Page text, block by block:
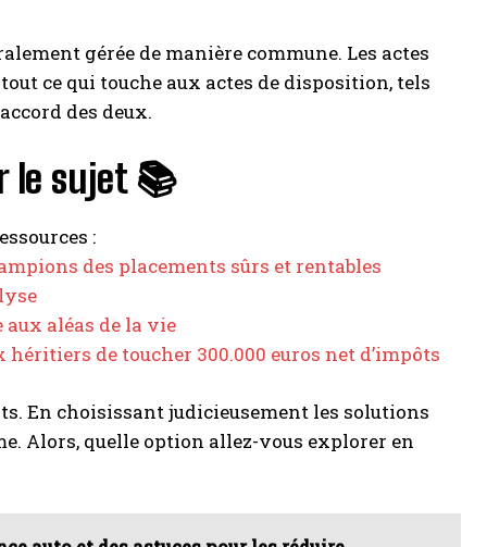
gérée de manière commune. Les actes
ce qui touche aux actes de disposition, tels
des deux.
le sujet 📚
:
des placements sûrs et rentables
aux aléas de la vie
de toucher 300.000 euros net d’impôts
En choisissant judicieusement les solutions
Alors, quelle option allez-vous explorer en